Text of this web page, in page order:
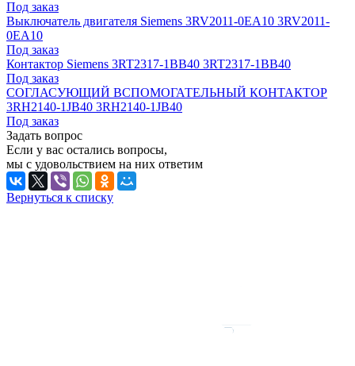
Под заказ
Выключатель двигателя Siemens 3RV2011-0EA10 3RV2011-
0EA10
Под заказ
Контактор Siemens 3RT2317-1BB40 3RT2317-1BB40
Под заказ
СОГЛАСУЮЩИЙ ВСПОМОГАТЕЛЬНЫЙ КОНТАКТОР
3RH2140-1JB40 3RH2140-1JB40
Под заказ
Задать вопрос
Если у вас остались вопросы,
мы с удовольствием на них ответим
Вернуться к списку